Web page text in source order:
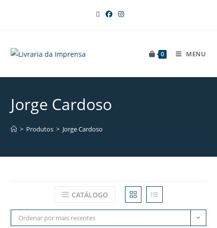
0 MENU
Jorge Cardoso
> Produtos > Jorge Cardoso
CATÁLOGO
Ordenar por mais recentes